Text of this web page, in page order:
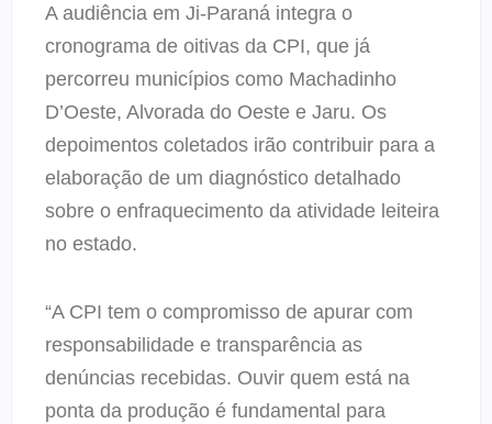
A audiência em Ji-Paraná integra o
cronograma de oitivas da CPI, que já
percorreu municípios como Machadinho
D’Oeste, Alvorada do Oeste e Jaru. Os
depoimentos coletados irão contribuir para a
elaboração de um diagnóstico detalhado
sobre o enfraquecimento da atividade leiteira
no estado.
“A CPI tem o compromisso de apurar com
responsabilidade e transparência as
denúncias recebidas. Ouvir quem está na
ponta da produção é fundamental para